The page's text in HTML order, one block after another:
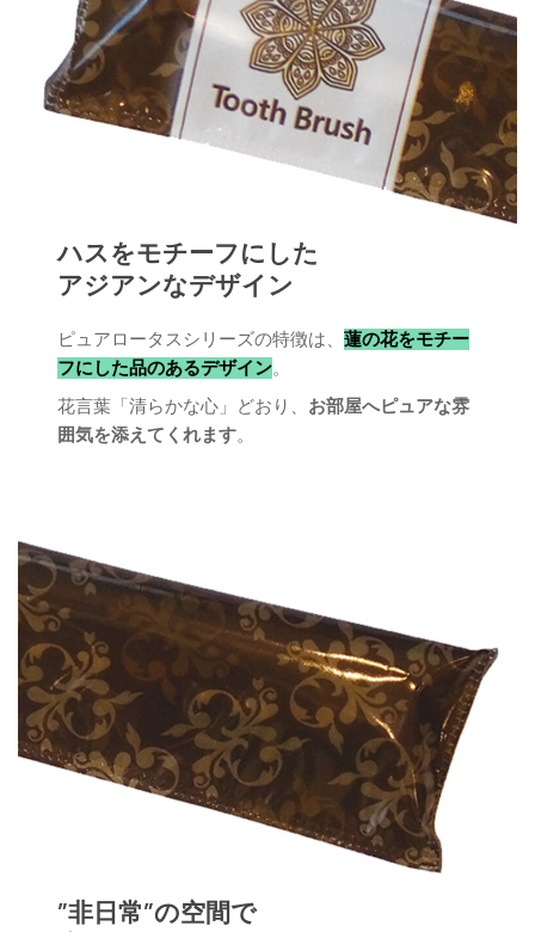
ハスをモチーフにした
アジアンなデザイン
ピュアロータスシリーズの特徴は、蓮の花をモチー
フにした品のあるデザイン。
花言葉「清らかな心」どおり、 お部屋へピュアな雰
囲気を添えてくれます。
”非日常”の空間で